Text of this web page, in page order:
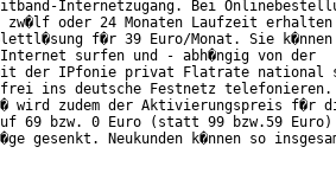
Internetzugang. Bei
zw�lf oder 24 Monaten Laufzeit
f�r 39 Euro/Monat. Sie
surfen und - abh�ngig von der
der IPfonie privat Flatrate national
ins deutsche Festnetz telefonieren.
wird zudem der Aktivierungspreis f�r
69 bzw. 0 Euro (statt 99 bzw.59
gesenkt. Neukunden k�nnen so